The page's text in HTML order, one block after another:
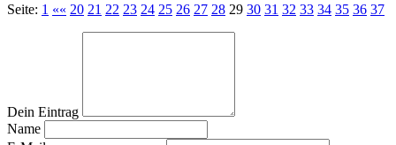
Seite: 1 «« 20 21 22 23 24 25 26 27 28 29 30 31 32 33 34 35 36 37
Dein Eintrag
Name